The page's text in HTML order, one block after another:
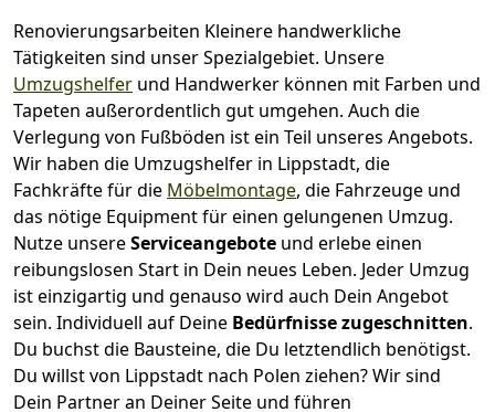
Renovierungsarbeiten Kleinere handwerkliche
Tätigkeiten sind unser Spezialgebiet. Unsere
Umzugshelfer und Handwerker können mit Farben und
Tapeten außerordentlich gut umgehen. Auch die
Verlegung von Fußböden ist ein Teil unseres Angebots.
Wir haben die Umzugshelfer in Lippstadt, die
Fachkräfte für die Möbelmontage, die Fahrzeuge und
das nötige Equipment für einen gelungenen Umzug.
Nutze unsereServiceangebote und erlebe einen
reibungslosen Start in Dein neues Leben. Jeder Umzug
ist einzigartig und genauso wird auch Dein Angebot
sein. Individuell auf Deine Bedürfnisse zugeschnitten.
Du buchst die Bausteine, die Du letztendlich benötigst.
Du willst von Lippstadt nach Polen ziehen? Wir sind
Dein Partner an Deiner Seite und führen